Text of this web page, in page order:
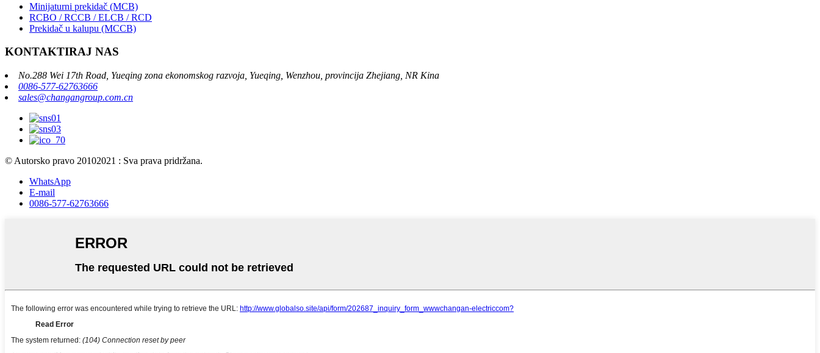
Minijaturni prekidač (MCB)
RCBO / RCCB / ELCB / RCD
Prekidač u kalupu (MCCB)
KONTAKTIRAJ NAS
No.288 Wei 17th Road, Yueqing zona ekonomskog razvoja, Yueqing, Wenzhou, provincija Zhejiang, NR Kina
0086-577-62763666
sales@changangroup.com.cn
© Autorsko pravo 20102021 : Sva prava pridržana.
WhatsApp
E-mail
0086-577-62763666